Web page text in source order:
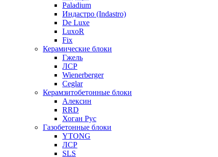
Paladium
Индастро (Indastro)
De Luxe
LuxoR
Fix
Керамические блоки
Гжель
ЛСР
Wienerberger
Ceglar
Керамзитобетонные блоки
Алексин
RRD
Хоган Рус
Газобетонные блоки
YTONG
ЛСР
SLS